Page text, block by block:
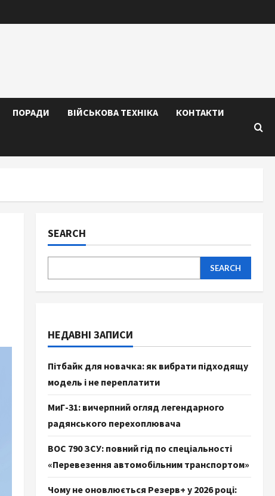
ПОРАДИ ВІЙСЬКОВА ТЕХНІКА КОНТАКТИ
SEARCH
SEARCH
НЕДАВНІ ЗАПИСИ
Пітбайк для новачка: як вибрати підходящу
модель і не переплатити
МиГ-31: вичерпний огляд легендарного
радянського перехоплювача
ВОС 790 ЗСУ: повний гід по спеціальності
«Перевезення автомобільним транспортом»
Чому не оновлюється Резерв+ у 2026 році: